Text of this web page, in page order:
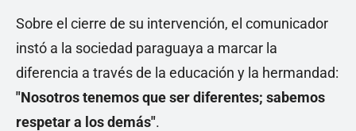
Sobre el cierre de su intervención, el comunicador
instó a la sociedad paraguaya a marcar la
diferencia a través de la educación y la hermandad:
"Nosotros tenemos que ser diferentes; sabemos
respetar a los demás".